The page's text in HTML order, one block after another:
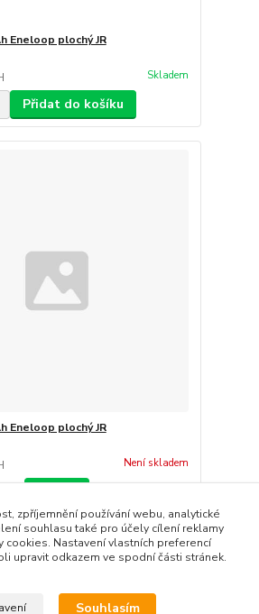
Eneloop plochý JR
Skladem
Přidat do košíku
Eneloop plochý JR
Není skladem
strana z 1
zpříjemnění používání webu, analytické
souhlasu také pro účely cílení reklamy
cookies. Nastavení vlastních preferencí
upravit odkazem ve spodní části stránek.
Souhlasím